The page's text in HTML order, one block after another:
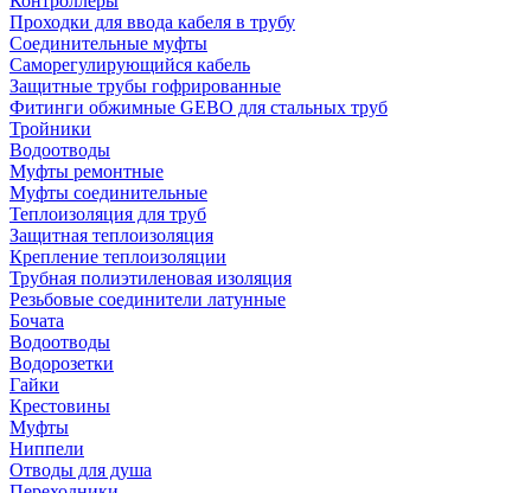
Проходки для ввода кабеля в трубу
Соединительные муфты
Саморегулирующийся кабель
Защитные трубы гофрированные
Фитинги обжимные GEBO для стальных труб
Тройники
Водоотводы
Муфты ремонтные
Муфты соединительные
Теплоизоляция для труб
Защитная теплоизоляция
Крепление теплоизоляции
Трубная полиэтиленовая изоляция
Резьбовые соединители латунные
Бочата
Водоотводы
Водорозетки
Гайки
Крестовины
Муфты
Ниппели
Отводы для душа